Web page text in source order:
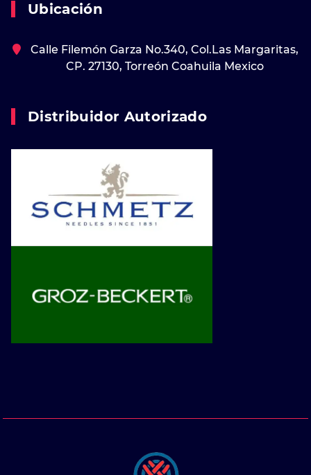
Ubicación
Calle Filemón Garza No.340, Col.Las Margaritas,
CP. 27130, Torreón Coahuila Mexico
Distribuidor Autorizado